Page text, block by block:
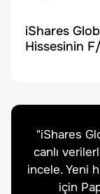
iShares
Hissesinin
"iShares
canlı
incele. Yeni
için